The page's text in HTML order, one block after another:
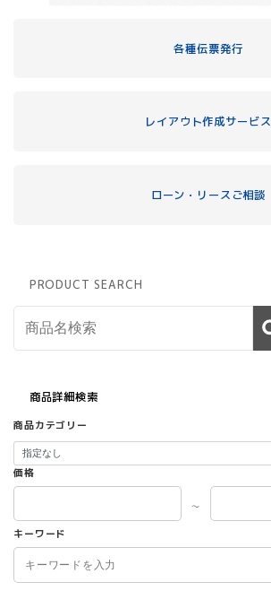
各種伝票発行
レイアウト作成サービス
ローン・リースご相談
PRODUCT SEARCH
商品詳細検索
商品カテゴリー
価格
～
キーワード